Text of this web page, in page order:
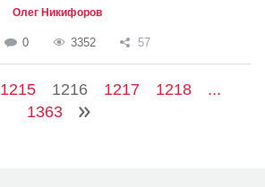
Олег Никифоров
0 3352 57
1215 1216 1217 1218
...
1363